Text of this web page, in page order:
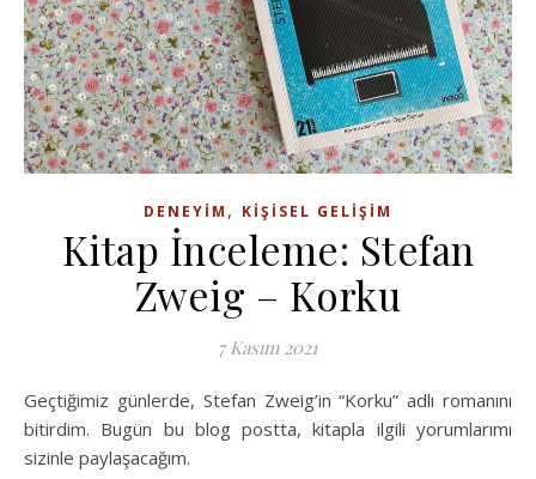
DENEYIM , KIŞISEL GELIŞIM
Kitap İnceleme: Stefan
Zweig – Korku
7 Kasım 2021
Geçtiğimiz günlerde, Stefan Zweig’in “Korku” adlı romanını
bitirdim. Bugün bu blog postta, kitapla ilgili yorumlarımı
sizinle paylaşacağım.